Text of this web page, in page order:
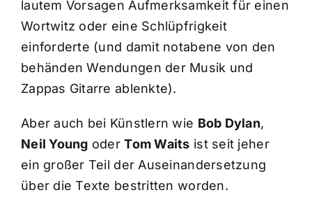
lautem Vorsagen Aufmerksamkeit für einen
Wortwitz oder eine Schlüpfrigkeit
einforderte (und damit notabene von den
behänden Wendungen der Musik und
Zappas Gitarre ablenkte).
Aber auch bei Künstlern wie Bob Dylan,
Neil Young oderTom Waits ist seit jeher
ein großer Teil der Auseinandersetzung
über die Texte bestritten worden.